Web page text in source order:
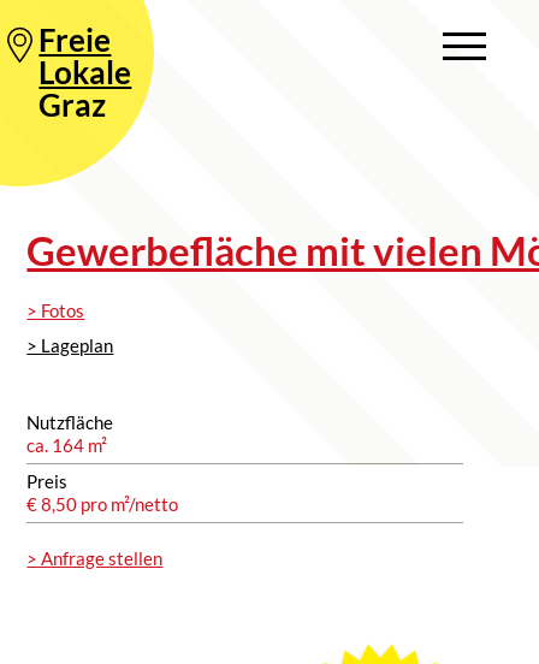
Freie
Lokale
Graz
Gewerbefläche mit vielen
> Fotos
> Lageplan
Nutzfläche
ca. 164 m²
Preis
€ 8,50 pro m²/netto
> Anfrage stellen